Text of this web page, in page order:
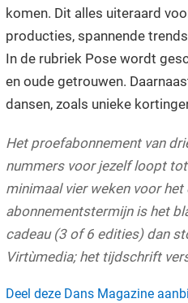
komen. Dit alles uiteraard
producties, spannende
In de rubriek Pose wordt
en oude getrouwen.
dansen, zoals unieke
Het proefabonnement van
nummers voor jezelf loopt
minimaal vier weken voor
abonnementstermijn is het
cadeau (3 of 6 edities) dan
Virtùmedia; het tijdschrift
Deel deze Dans Magazine